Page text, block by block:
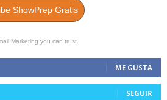
ShowPrep Gratis
Marketing you can trust.
ME GUSTA
SEGUIR